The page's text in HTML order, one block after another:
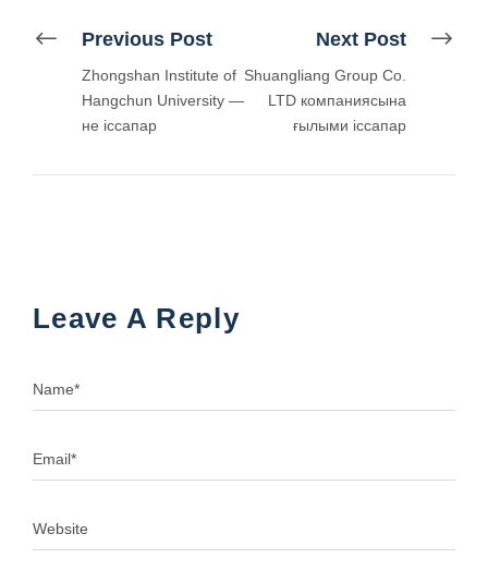
Previous Post
Zhongshan Institute of
Hangchun University —
не іссапар
Next Post
Shuangliang Group Co.
LTD компаниясына
ғылыми іссапар
Leave A Reply